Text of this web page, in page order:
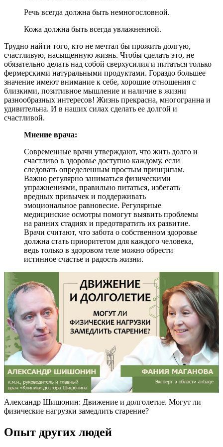
Речь всегда должна быть немногословной.
Кожа должна быть всегда увлажненной.
Трудно найти того, кто не мечтал бы прожить долгую,
счастливую, насыщенную жизнь. Чтобы сделать это, не
обязательно делать над собой сверхусилия и питаться только
фермерскими натуральными продуктами. Гораздо большее
значение имеют внимание к себе, хорошие отношения с
близкими, позитивное мышление и наличие в жизни
разнообразных интересов! Жизнь прекрасна, многогранна и
удивительна. И в наших силах сделать ее долгой и
счастливой.
Мнение врача:
Современные врачи утверждают, что жить долго и
счастливо в здоровье доступно каждому, если
следовать определенным простым принципам.
Важно регулярно заниматься физическими
упражнениями, правильно питаться, избегать
вредных привычек и поддерживать
эмоциональное равновесие. Регулярные
медицинские осмотры помогут выявить проблемы
на ранних стадиях и предотвратить их развитие.
Врачи считают, что забота о собственном здоровье
должна стать приоритетом для каждого человека,
ведь только в здоровом теле можно обрести
истинное счастье и радость жизни.
Александр Шишонин: Движение и долголетие. Могут ли
физические нагрузки замедлить старение?
Опыт других людей